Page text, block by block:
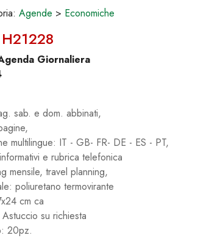
Agende > Economiche
Giornaliera
sab. e dom. abbinati,
multilingue: IT - GB- FR- DE - ES - PT,
e rubrica telefonica
mensile, travel planning,
poliuretano termovirante
cm ca
Astuccio su richiesta
20pz.